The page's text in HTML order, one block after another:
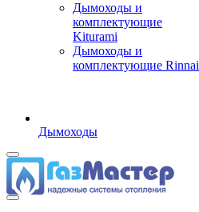
Дымоходы и
комплектующие
Kiturami
Дымоходы и
комплектующие Rinnai
Дымоходы